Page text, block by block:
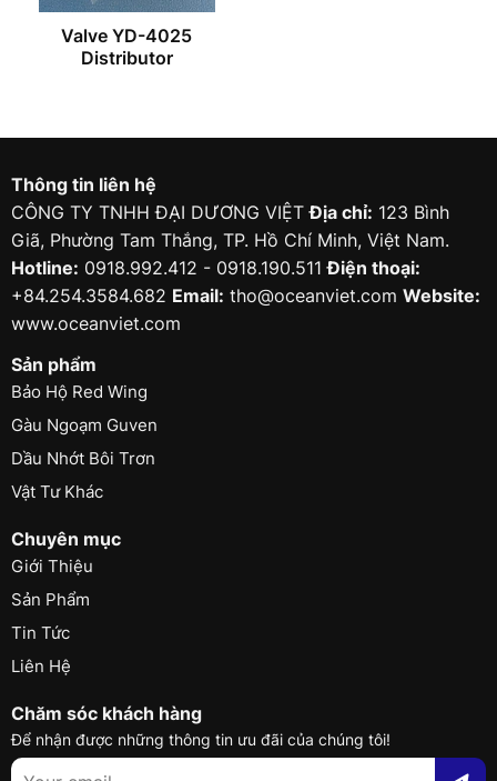
Valve YD-4025
Distributor
Thông tin liên hệ
CÔNG TY TNHH ĐẠI DƯƠNG VIỆTĐịa chỉ: 123 Bình
Giã, Phường Tam Thắng, TP. Hồ Chí Minh, Việt Nam.
Hotline: 0918.992.412 - 0918.190.511Điện thoại:
+84.254.3584.682 Email: tho@oceanviet.com Website:
www.oceanviet.com
Sản phẩm
Bảo Hộ Red Wing
Gàu Ngoạm Guven
Dầu Nhớt Bôi Trơn
Vật Tư Khác
Chuyên mục
Giới Thiệu
Sản Phẩm
Tin Tức
Liên Hệ
Chăm sóc khách hàng
Để nhận được những thông tin ưu đãi của chúng tôi!